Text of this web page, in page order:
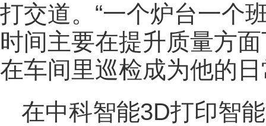
打交道。“一个炉台一个
时间主要在提升质量方面
在车间里巡检成为他的
在中科智能3D打印智